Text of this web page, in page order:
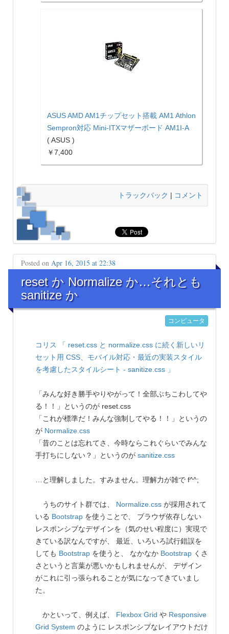
ASUS AMD AM1チップセット搭載 AM1 Athlon
Sempron対応 Mini-ITXマザーボード AM1I-A
( ASUS )
￥7,400
トラックバック | コメント
Posted on Apr 16, 2015 at 22:38
reset か Normalize か…それとも
sanitize か
コンピュータ
コリス
「 reset.css と normalize.css に続く新しいリ
セット用 CSS、モバイル対応・最近の実装スタイル
を考慮したスタイルシート - sanitize.css 」
「みんな好き勝手やりやがって！全部ぶちこわしてや
る！！」というのが reset.css
「これが標準だ！みんな強制してやる！！」というの
が Normalize.css
「昔のことは忘れてさ、今時ならこれぐらいでみんな
手打ちにしない？」というのが sanitize.css
…と理解しました。すみません。理解力が雑で f^^;
うちのサイト群では、 Normalize.css が採用されて
いる Bootstrap を使うことで、 ブラウザ依存しない
レスポンシブなデザインを（気のせい程度に）実現で
きている訳なんですが、 最近、いろいろ試行錯誤を
しても Bootstrap を使うと、 なかなか Bootstrap くさ
さというと言葉が悪いかもしれませんが、 デザイン
がこれに引っ張られることが気になってきていまし
た。
かといって、例えば、 Flexbox Grid や Responsive
Grid System のように レスポンシブなレイアウトだけ